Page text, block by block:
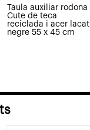
Taula auxiliar rodona
Cute de teca
reciclada i acer lacat
negre 55 x 45 cm